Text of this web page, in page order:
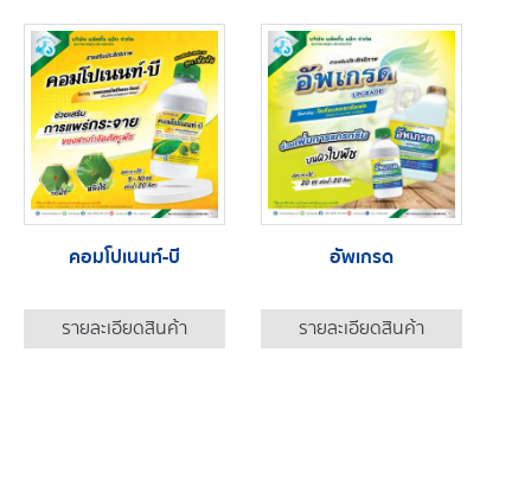
คอมโปเนนท์-บี
รายละเอียดสินค้า
อัพเกรด
รายละเอียดสินค้า